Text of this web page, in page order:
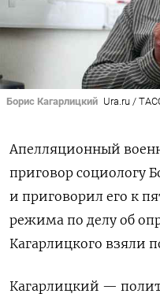
Борис Кагарлицкий Ura.ru /
Апелляционный
приговор социологу
и приговорил его к
режима по делу об
Кагарлицкого взяли
Кагарлицкий —